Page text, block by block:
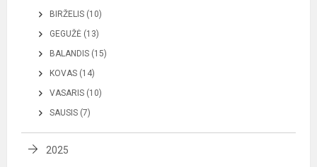
BIRŽELIS (10)
GEGUŽĖ (13)
BALANDIS (15)
KOVAS (14)
VASARIS (10)
SAUSIS (7)
2025